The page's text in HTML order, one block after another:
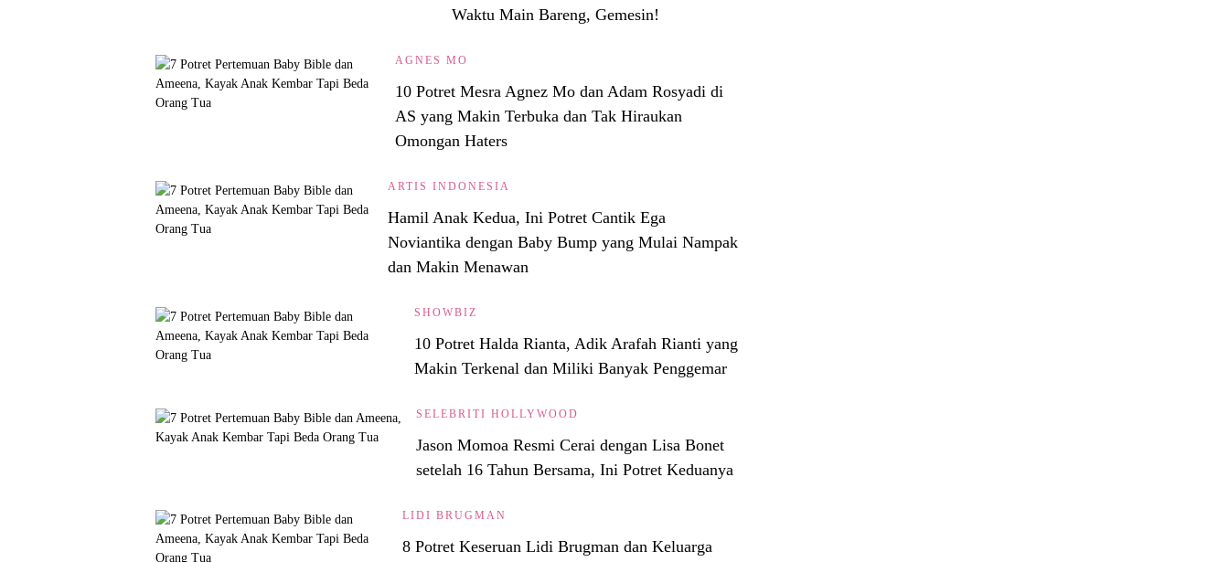
Waktu Main Bareng, Gemesin!
AGNES MO
10 Potret Mesra Agnez Mo dan Adam Rosyadi di
AS yang Makin Terbuka dan Tak Hiraukan
Omongan Haters
ARTIS INDONESIA
Hamil Anak Kedua, Ini Potret Cantik Ega
Noviantika dengan Baby Bump yang Mulai Nampak
dan Makin Menawan
SHOWBIZ
10 Potret Halda Rianta, Adik Arafah Rianti yang
Makin Terkenal dan Miliki Banyak Penggemar
SELEBRITI HOLLYWOOD
Jason Momoa Resmi Cerai dengan Lisa Bonet
setelah 16 Tahun Bersama, Ini Potret Keduanya
LIDI BRUGMAN
8 Potret Keseruan Lidi Brugman dan Keluarga